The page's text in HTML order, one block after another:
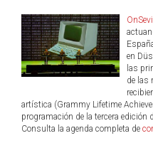
en
las
de las
artística (Grammy Lifetime
programación de la tercera edición
Consulta la agenda completa de